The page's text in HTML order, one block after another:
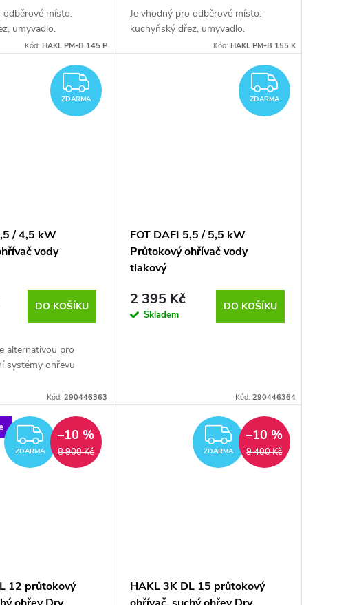
odběrové místo:
umyvadlo.
Kód: HAKL PM-B 145 P
Je vhodný pro odběrové místo:
kuchyňský dřez, umyvadlo.
Kód: HAKL PM-B 155 K
ZDARMA
ZDARMA
/ 4,5 kW
vody
DO KOŠÍKU
alternativou pro
systémy ohřevu
Kód: 290446363
ZDARMA
FOT DAFI 5,5 / 5,5 kW
Průtokový ohřívač vody
tlakový
2 395 Kč
Skladem
DO KOŠÍKU
Kód: 290446364
ZDARMA
ZDARMA 8 900 Kč
–10 %
12 průtokový
ZDARMA
ZDARMA 9 400 Kč
–10 %
HAKL 3K DL 15 průtokový